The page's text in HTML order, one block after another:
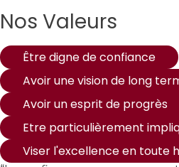
Nos Valeurs
Être digne de confiance
Avoir une vision de long
Avoir un esprit de progrès
Etre particulièrement
Viser l'excellence en toute